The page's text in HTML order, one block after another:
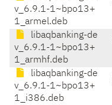
v_6.9.1-1~bpo13+
1_armel.deb
libaqbanking-de
v_6.9.1-1~bpo13+
1_armhf.deb
libaqbanking-de
v_6.9.1-1~bpo13+
1_i386.deb